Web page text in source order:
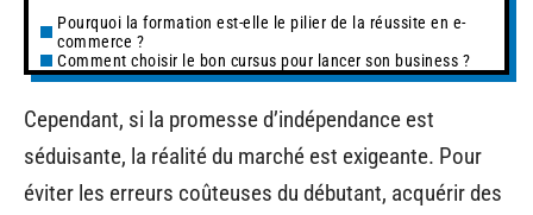
Pourquoi la formation est-elle le pilier de la réussite en e-
commerce ?
Comment choisir le bon cursus pour lancer son business ?
Cependant, si la promesse d’indépendance est
séduisante, la réalité du marché est exigeante. Pour
éviter les erreurs coûteuses du débutant, acquérir des